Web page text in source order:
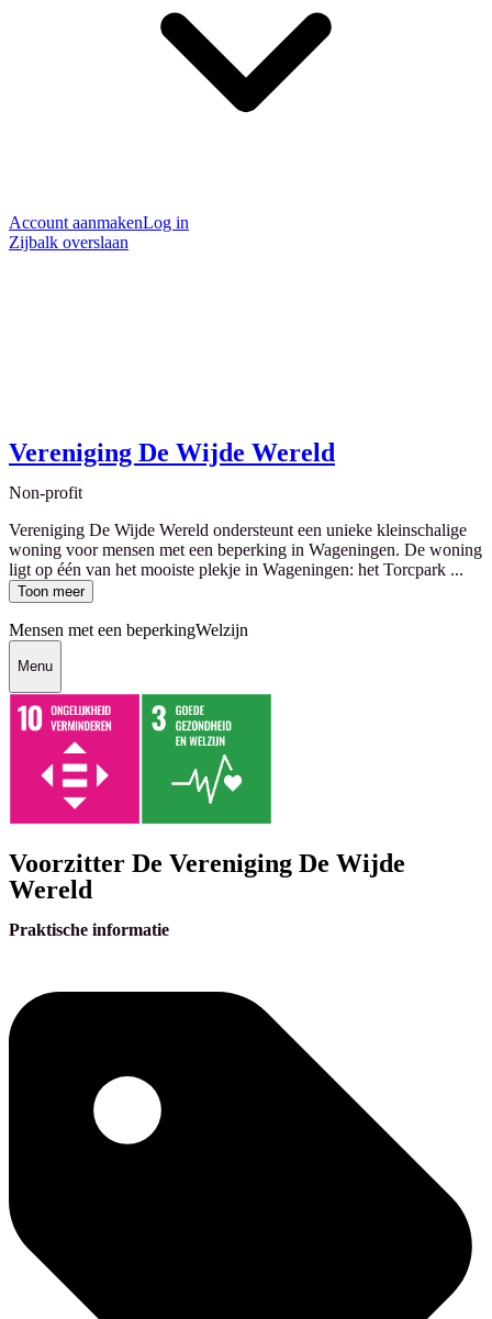
Account aanmakenLog in
Zijbalk overslaan
Vereniging De Wijde Wereld
Non-profit
Vereniging De Wijde Wereld ondersteunt een unieke kleinschalige
woning voor mensen met een beperking in Wageningen. De woning
ligt op één van het mooiste plekje in Wageningen: het Torcpark ...
Toon meer
Mensen met een beperkingWelzijn
Menu
Voorzitter De Vereniging De Wijde
Wereld
Praktische informatie